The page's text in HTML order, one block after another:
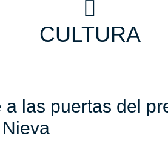
CULTURA
las puertas del